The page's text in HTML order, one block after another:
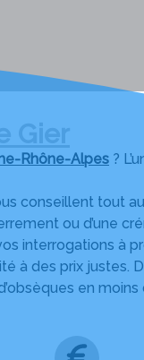
Rhône-Alpes ?
conseillent tout
ou d’une
interrogations à
à des prix justes.
en